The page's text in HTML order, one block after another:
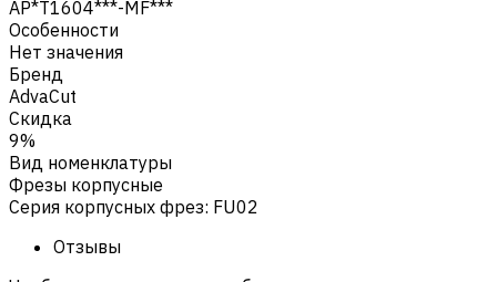
AP*T1604***-MF***
Особенности
Нет значения
Бренд
AdvaCut
Скидка
9%
Вид номенклатуры
Фрезы корпусные
Серия корпусных фрез: FU02
Отзывы